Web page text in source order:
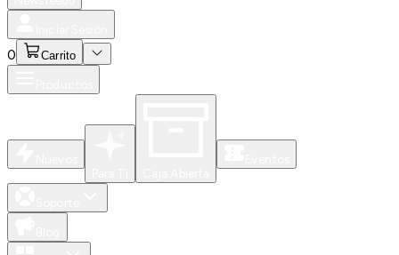
0 Carrito